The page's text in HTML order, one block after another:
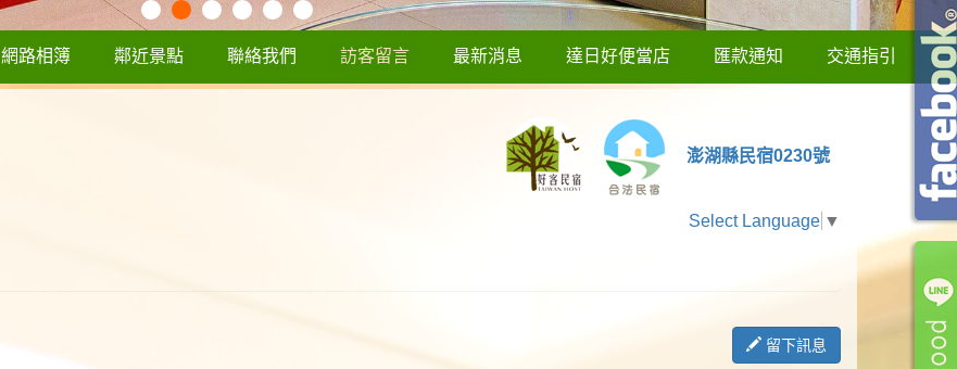
網路相簿 鄰近景點 聯絡我們 訪客留言 最新消息 達日好便當店 匯款通知 交通指引
澎湖縣民宿0230號
Select Language ▼
留下訊息